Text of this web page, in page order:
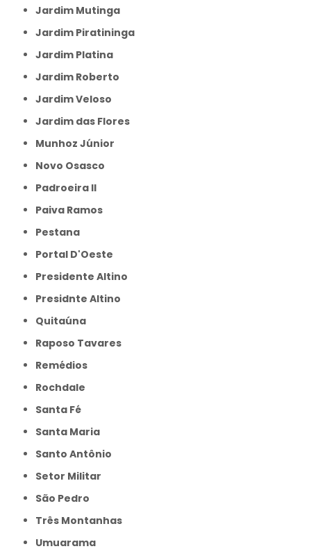
Jardim Mutinga
Jardim Piratininga
Jardim Platina
Jardim Roberto
Jardim Veloso
Jardim das Flores
Munhoz Júnior
Novo Osasco
Padroeira II
Paiva Ramos
Pestana
Portal D'Oeste
Presidente Altino
Presidnte Altino
Quitaúna
Raposo Tavares
Remédios
Rochdale
Santa Fé
Santa Maria
Santo Antônio
Setor Militar
São Pedro
Três Montanhas
Umuarama